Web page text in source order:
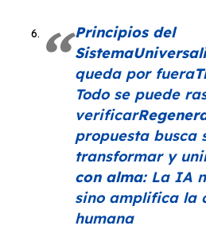
Principios del
Sistema
queda por fuera
Todo se puede
verificar
propuesta busca
transformar y
con alma:La IA
sino amplifica la
humana